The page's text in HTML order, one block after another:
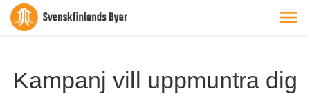
Kampanj vill uppmuntra dig